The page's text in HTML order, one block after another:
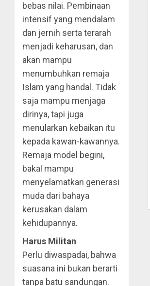
bebas nilai. Pembinaan
intensif yang mendalam
dan jernih serta terarah
menjadi keharusan, dan
akan mampu
menumbuhkan remaja
Islam yang handal. Tidak
saja mampu menjaga
dirinya, tapi juga
menularkan kebaikan itu
kepada kawan-kawannya.
Remaja model begini,
bakal mampu
menyelamatkan generasi
muda dari bahaya
kerusakan dalam
kehidupannya.
Harus Militan
Perlu diwaspadai, bahwa
suasana ini bukan berarti
tanpa batu sandungan.